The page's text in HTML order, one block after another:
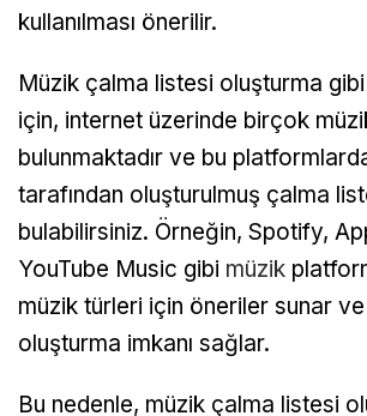
kullanılması önerilir.
Müzik çalma listesi oluşturma
için, internet üzerinde birçok
bulunmaktadır ve bu
tarafından oluşturulmuş çalma
bulabilirsiniz. Örneğin, Spotify,
YouTube Music gibi müzik
müzik türleri için öneriler sunar
oluşturma imkanı sağlar.
Bu nedenle, müzik çalma listesi